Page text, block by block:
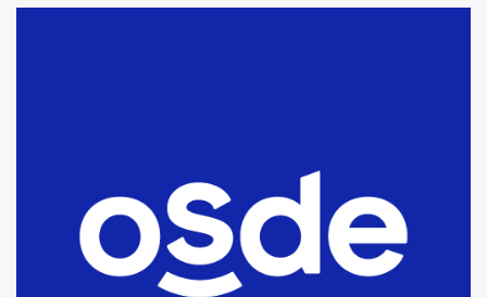
fueron detenidos por
comercialización de drogas en la
tarde del sábado
T.Lauquen: se vendió el edificio de
lo que fue la planta Industrial del